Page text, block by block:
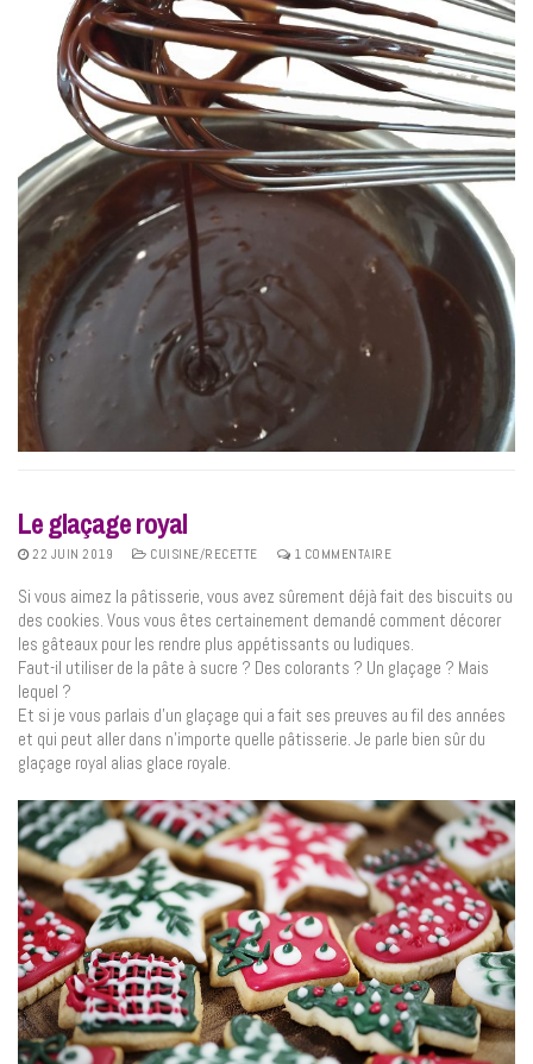
Le glaçage royal
22 JUIN 2019 CUISINE/RECETTE 1 COMMENTAIRE
Si vous aimez la pâtisserie, vous avez sûrement déjà fait des biscuits ou
des cookies. Vous vous êtes certainement demandé comment décorer
les gâteaux pour les rendre plus appétissants ou ludiques.
Faut-il utiliser de la pâte à sucre ? Des colorants ? Un glaçage ? Mais
lequel ?
Et si je vous parlais d’un glaçage qui a fait ses preuves au fil des années
et qui peut aller dans n’importe quelle pâtisserie. Je parle bien sûr du
glaçage royal alias glace royale.